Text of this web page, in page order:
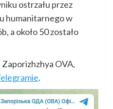
ostrzału przez
humanitarnego w
a około 50 zostało
OVA,
.